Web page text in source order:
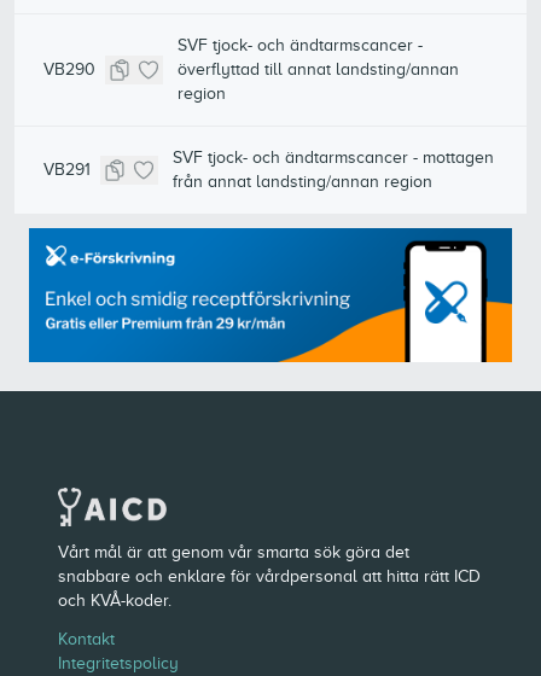
VB290
SVF tjock- och ändtarmscancer -
överflyttad till annat landsting/annan
region
VB291
SVF tjock- och ändtarmscancer - mottagen
från annat landsting/annan region
Vårt mål är att genom vår smarta sök göra det
snabbare och enklare för vårdpersonal att hitta rätt ICD
och KVÅ-koder.
Kontakt
Integritetspolicy